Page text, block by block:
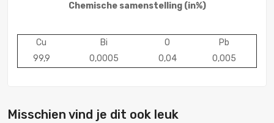
Chemische samenstelling (in%)
Cu Bi O
Pb
99,9
0,0005 0,04 0,005
Misschien vind je dit ook leuk